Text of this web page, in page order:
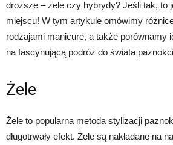
droższe – żele czy hybrydy? Jeśli tak, to
miejscu! W tym artykule omówimy
rodzajami manicure, a także porównamy
na fascynującą podróż do świata
Żele
Żele to popularna metoda stylizacji
długotrwały efekt. Żele są nakładane na